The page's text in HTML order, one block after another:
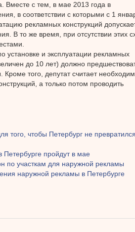
Вместе с тем, в мае 2013 года в
в соответствии с которыми с 1
рекламных конструкций
В то же время, при отсутствии этих
и эксплуатации рекламных
до 10 лет) должно
того, депутат считает
а только потом проводить
того, чтобы Петербург не
пройдут в мае
по участкам для наружной рекламы
наружной рекламы в Петербурге